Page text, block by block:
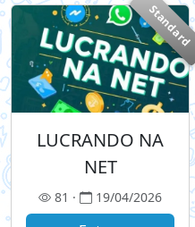
Standard
LUCRANDO NA
NET
81 · 19/04/2026